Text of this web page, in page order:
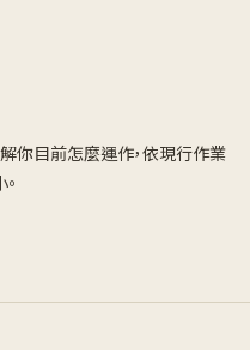
你目前怎麼運作，依現行作業